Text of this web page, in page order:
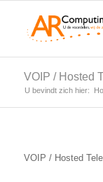
VOIP / Hosted
U bevindt zich hier:
VOIP / Hosted